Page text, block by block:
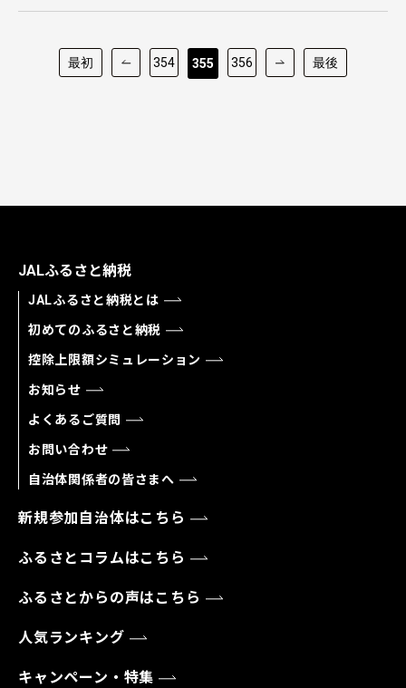
最初 354 355 356 最後
JALふるさと納税
JALふるさと納税とは
初めてのふるさと納税
控除上限額シミュレーション
お知らせ
よくあるご質問
お問い合わせ
自治体関係者の皆さまへ
新規参加自治体はこちら
ふるさとコラムはこちら
ふるさとからの声はこちら
人気ランキング
キャンペーン・特集